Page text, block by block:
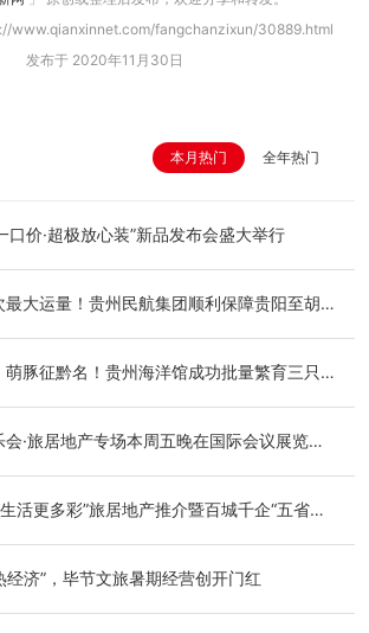
www.qianxinnet.com/fangchanzixun/30889.html
发布于 2020年11月30日
本月热门 全年热门
口价·超极放心装”新品发布会盛大举行
最大运量！贵州民航集团顺利保障贵阳至胡
豚征黔名！贵州海洋馆成功批量繁育三只
·旅居地产专场本周五晚在国际会议展览中
活更多彩”旅居地产推介暨百城千企“五省
经济”，毕节文旅暑期经营创开门红